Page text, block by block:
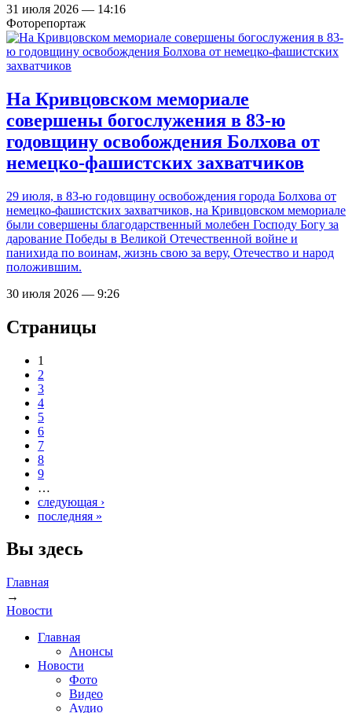
31 июля 2026 — 14:16
Фоторепортаж
На Кривцовском мемориале
совершены богослужения в 83-ю
годовщину освобождения Болхова от
немецко-фашистских захватчиков
29 июля, в 83-ю годовщину освобождения города Болхова от
немецко-фашистских захватчиков, на Кривцовском мемориале
были совершены благодарственный молебен Господу Богу за
дарование Победы в Великой Отечественной войне и
панихида по воинам, жизнь свою за веру, Отечество и народ
положившим.
30 июля 2026 — 9:26
Страницы
1
2
3
4
5
6
7
8
9
…
следующая ›
последняя »
Вы здесь
Главная
→
Новости
Главная
Анонсы
Новости
Фото
Видео
Аудио